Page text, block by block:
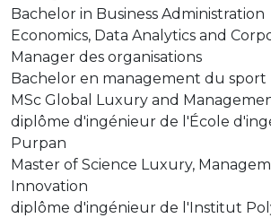
Bachelor in Business Administration
Economics, Data Analytics and
Manager des organisations
Bachelor en management du sport
MSc Global Luxury and
diplôme d'ingénieur de l'École
Purpan
Master of Science Luxury,
Innovation
diplôme d'ingénieur de l'Institut